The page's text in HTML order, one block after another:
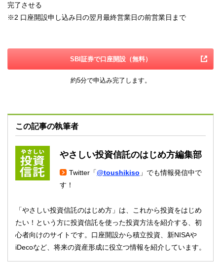
完了させる
※2 口座開設申し込み日の翌月最終営業日の前営業日まで
SBI証券で口座開設（無料）
約5分で申込み完了します。
この記事の執筆者
やさしい投資信託のはじめ方編集部
Twitter「@toushikiso 」でも情報発信中で
す！
「やさしい投資信託のはじめ方」は、これから投資をはじめ
たい！という方に投資信託を使った投資方法を紹介する、初
心者向けのサイトです。口座開設から積立投資、新NISAや
iDecoなど、将来の資産形成に役立つ情報を紹介しています。